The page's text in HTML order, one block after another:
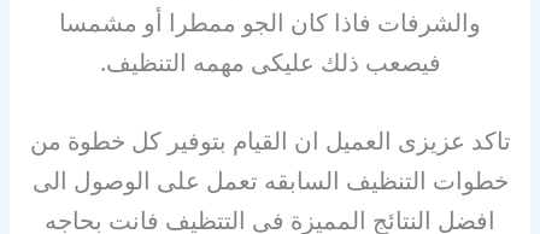
والشرفات فاذا كان الجو ممطرا أو مشمسا
فيصعب ذلك عليكى مهمه التنظيف.
تاكد عزيزى العميل ان القيام بتوفير كل خطوة من
خطوات التنظيف السابقه تعمل على الوصول الى
افضل النتائج المميزة فى التتظيف فانت بحاجه